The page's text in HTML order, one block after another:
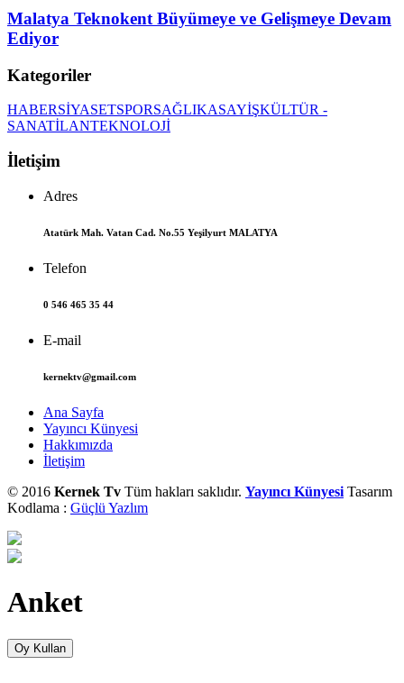
Malatya Teknokent Büyümeye ve Gelişmeye Devam
Ediyor
Kategoriler
HABERSİYASETSPORSAĞLIKASAYİŞKÜLTÜR -
SANATİLANTEKNOLOJİ
İletişim
Adres
Atatürk Mah. Vatan Cad. No.55 Yeşilyurt MALATYA
Telefon
0 546 465 35 44
E-mail
kernektv@gmail.com
Ana Sayfa
Yayıncı Künyesi
Hakkımızda
İletişim
© 2016 Kernek Tv Tüm hakları saklıdır. Yayıncı Künyesi Tasarım
Kodlama : Güçlü Yazlım
Anket